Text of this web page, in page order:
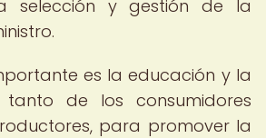
selección y gestión de la
es la educación y la
tanto de los consumidores
para promover la